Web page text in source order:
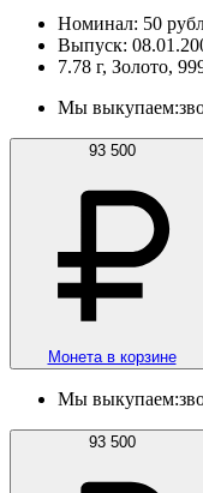
Номинал: 50
Выпуск:
7.78 г, Золото,
Мы выкупаем:
93 500
Монета в корзине
Мы выкупаем:
93 500